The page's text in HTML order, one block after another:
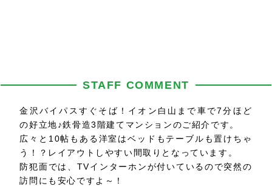
STAFF COMMENT
金沢バイパスすぐそば！イオン白山まで車で7分ほど
の好立地♪鉄骨造3階建てマンションのご紹介です。
広々と10帖もある洋室はベッドもテーブルも置けちゃ
う！？レイアウトしやすい間取りとなっています。
防犯面では、TVインターホンが付いているので突然の
訪問にも安心ですよ～！